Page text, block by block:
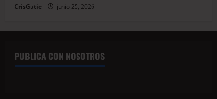
CrisGutie junio 25, 2026
PUBLICA CON NOSOTROS